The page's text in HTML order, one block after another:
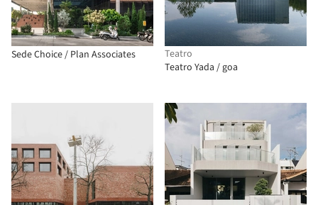
Sede Choice / Plan Associates
Teatro
Teatro Yada / goa